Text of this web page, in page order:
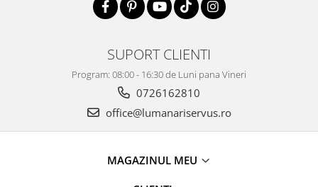
SUPORT CLIENTI
Program: 08:00 - 16:30 de Luni pana Vineri
0726162810
office@lumanariservus.ro
MAGAZINUL MEU